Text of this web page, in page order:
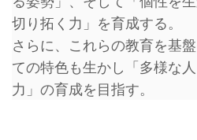
切り拓く力」を育成する。
さらに、これらの教育を基
ての特色も生かし「多様な
力」の育成を目指す。